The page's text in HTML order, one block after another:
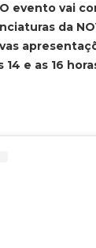
O evento vai
da
e as 16